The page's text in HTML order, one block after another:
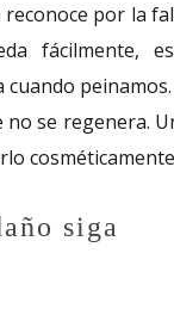
reconoce por la
fácilmente,
peinamos.
se regenera.
siga